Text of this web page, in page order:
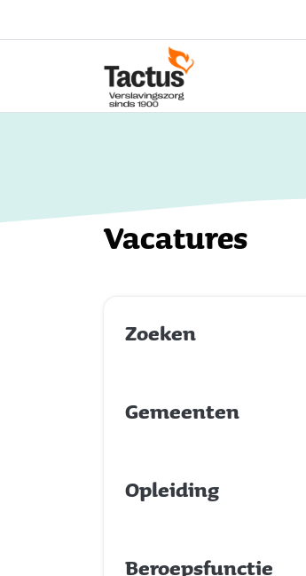
Tactus
Vacatures
Zoeken
Gemeenten
Opleiding
Beroepsfunctie